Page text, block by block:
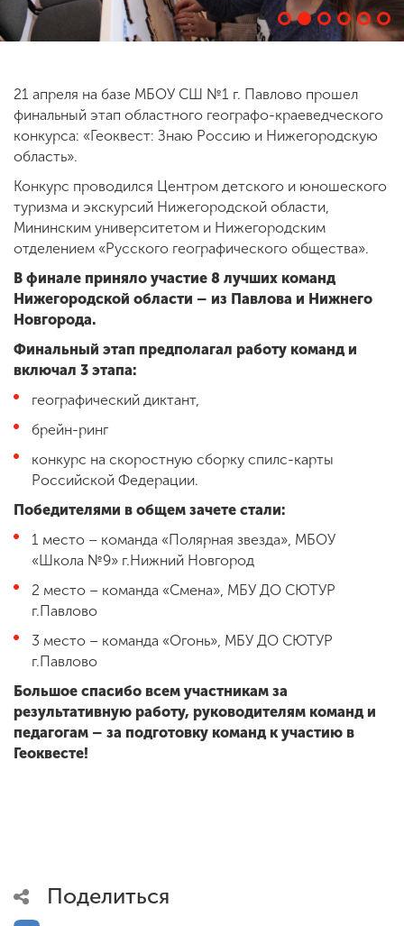
21 апреля на базе МБОУ СШ №1 г. Павлово прошел
финальный этап областного географо-краеведческого
конкурса: «Геоквест: Знаю Россию и Нижегородскую
область».
Конкурс проводился Центром детского и юношеского
туризма и экскурсий Нижегородской области,
Мининским университетом и Нижегородским
отделением «Русского географического общества».
В финале приняло участие 8 лучших команд
Нижегородской области – из Павлова и Нижнего
Новгорода.
Финальный этап предполагал работу команд и
включал 3 этапа:
географический диктант,
брейн-ринг
конкурс на скоростную сборку спилс-карты
Российской Федерации.
Победителями в общем зачете стали:
1 место – команда «Полярная звезда», МБОУ
«Школа №9» г.Нижний Новгород
2 место – команда «Смена», МБУ ДО СЮТУР
г.Павлово
3 место – команда «Огонь», МБУ ДО СЮТУР
г.Павлово
Большое спасибо всем участникам за
результативную работу, руководителям команд и
педагогам – за подготовку команд к участию в
Геоквесте!
Поделиться